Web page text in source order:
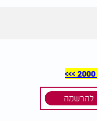
להרשמה